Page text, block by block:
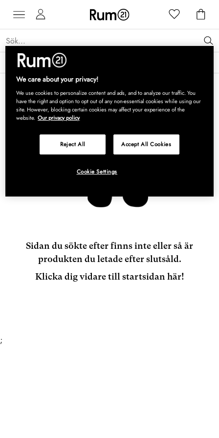
Få 15 % rabatt på Grythyttan Stålmöbler* →
Sidan du sökte efter finns inte eller så är
produkten du letade efter slutsåld.
Klicka dig vidare till startsidan här!
;
We care about your privacy!
We use cookies to personalize content and ads, and to analyze our traffic. You
have the right and option to opt out of any non-essential cookies while using our
site. However, blocking certain cookies may affect your experience of the
website. Our privacy policy
Reject All Accept All Cookies
Cookie Settings